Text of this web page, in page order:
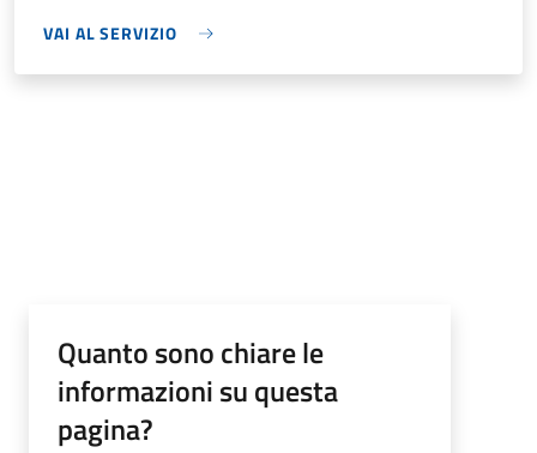
VAI AL SERVIZIO
Quanto sono chiare le
informazioni su questa
pagina?